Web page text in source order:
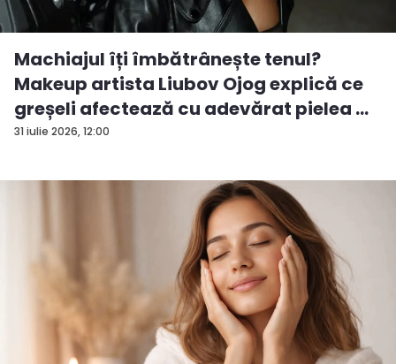
31 iulie 2026, 12:00
Machiajul îți îmbătrânește tenul?
Makeup artista Liubov Ojog explică ce
greșeli afectează cu adevărat pielea ...